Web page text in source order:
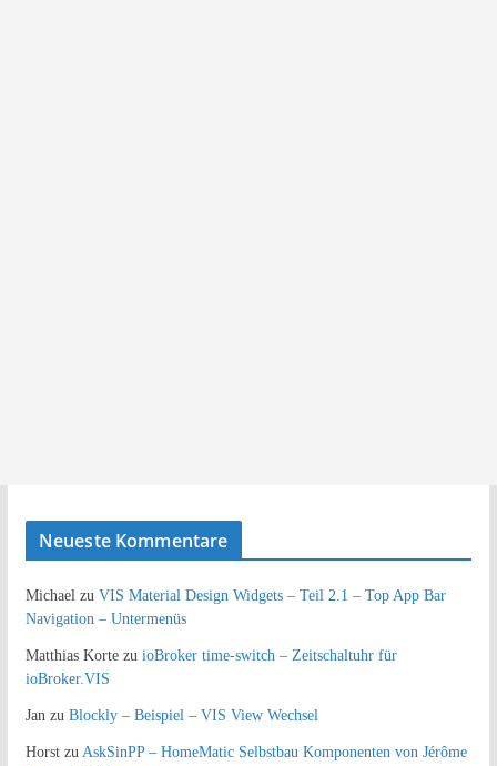
Neueste Kommentare
Michaelzu VIS Material Design Widgets – Teil 2.1 – Top App Bar
Navigation – Untermenüs
Matthias Kortezu ioBroker time-switch – Zeitschaltuhr für
ioBroker.VIS
Janzu Blockly – Beispiel – VIS View Wechsel
Horstzu AskSinPP – HomeMatic Selbstbau Komponenten von Jérôme